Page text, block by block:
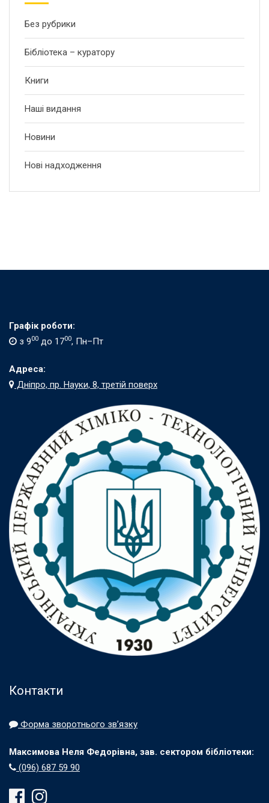
Без рубрики
Бібліотека – куратору
Книги
Наші видання
Новини
Нові надходження
Графік роботи:
з 900 до 1700, Пн–Пт
Адреса:
Дніпро, пр. Науки, 8, третій поверх
Контакти
Форма зворотнього зв’язку
Максимова Неля Федорівна, зав. сектором бібліотеки:
(096) 687 59 90